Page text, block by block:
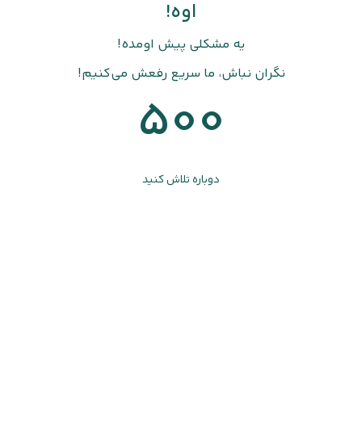
اوه!
یه مشکلی پیش اومده!
نگران نباش، ما سریع رفعش می‌کنیم!
500
دوباره تلاش کنید